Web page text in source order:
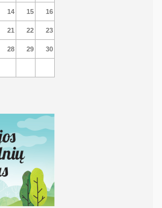
14 15 16
21 22 23
28 29 30